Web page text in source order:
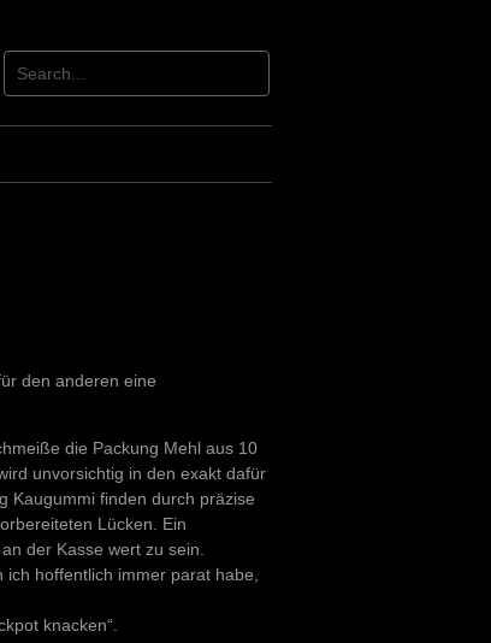
den anderen eine
die Packung Mehl aus 10
unvorsichtig in den exakt dafür
Kaugummi finden durch präzise
Lücken. Ein
der Kasse wert zu sein.
ich hoffentlich immer parat habe,
knacken“.